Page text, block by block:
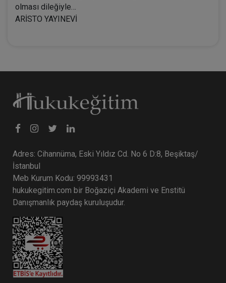
olması dileğiyle…
ARİSTO YAYINEVİ
Adres: Cihannüma, Eski Yıldız Cd. No 6 D:8, Beşiktaş/
İstanbul
Meb Kurum Kodu: 99993431
hukukegitim.com bir Boğaziçi Akademi ve Enstitü
Danışmanlık paydaş kuruluşudur.